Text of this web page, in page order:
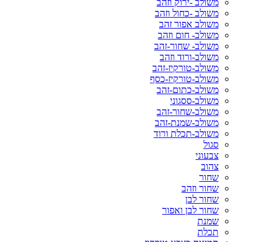
משולב -כחול וזהב
משולב אפור זהב
משולב- חום וזהב
משולב- שחור-זהב
משולב-ורוד וזהב
משולב-טורקיז-זהב
משולב-טורקיז-כסף
משולב-כתום-זהב
משולב-ססגוני
משולב-שחור-זהב
משולב-שמנת-זהב
משולב-תכלת ורוד
סגול
צבעוני
צהוב
שחור
שחור וזהב
שחור לבן
שחור לבן ואפור
שמנת
תכלת